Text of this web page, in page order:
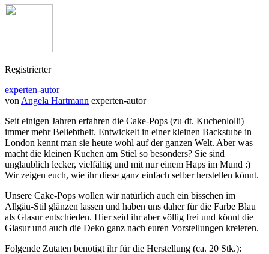
Registrierter
experten-autor
von Angela Hartmann experten-autor
Seit einigen Jahren erfahren die Cake-Pops (zu dt. Kuchenlolli)
immer mehr Beliebtheit. Entwickelt in einer kleinen Backstube in
London kennt man sie heute wohl auf der ganzen Welt. Aber was
macht die kleinen Kuchen am Stiel so besonders? Sie sind
unglaublich lecker, vielfältig und mit nur einem Haps im Mund :)
Wir zeigen euch, wie ihr diese ganz einfach selber herstellen könnt.
Unsere Cake-Pops wollen wir natürlich auch ein bisschen im
Allgäu-Stil glänzen lassen und haben uns daher für die Farbe Blau
als Glasur entschieden. Hier seid ihr aber völlig frei und könnt die
Glasur und auch die Deko ganz nach euren Vorstellungen kreieren.
Folgende Zutaten benötigt ihr für die Herstellung (ca. 20 Stk.):